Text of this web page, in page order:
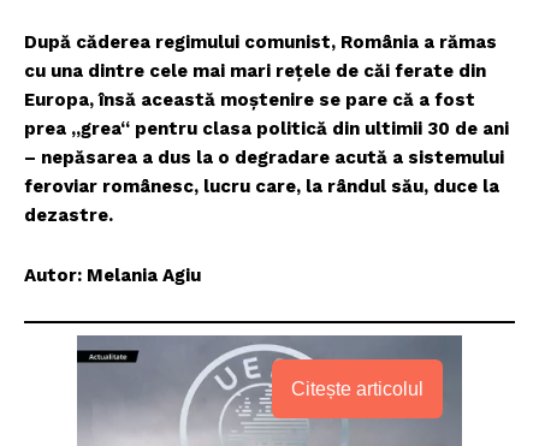
După căderea regimului comunist, România a rămas
cu una dintre cele mai mari reţele de căi ferate din
Europa, însă această moştenire se pare că a fost
prea „grea“ pentru clasa politică din ultimii 30 de ani
– nepăsarea a dus la o degradare acută a sistemului
feroviar românesc, lucru care, la rândul său, duce la
dezastre.
Autor: Melania Agiu
Citește articolul